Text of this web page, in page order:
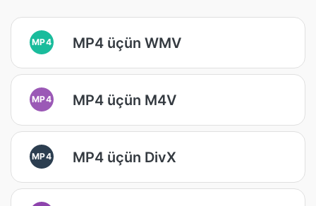
MP4 MP4 üçün WMV
MP4 MP4 üçün M4V
MP4 MP4 üçün DivX